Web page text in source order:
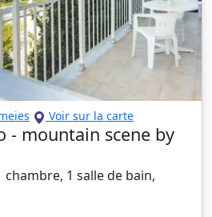
Voir sur la carte
- mountain scene by
1 salle de bain,